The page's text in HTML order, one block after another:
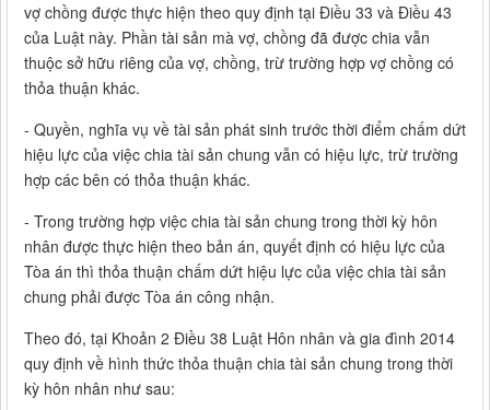
vợ chồng được thực hiện theo quy định tại Điều 33 và Điều 43
của Luật này. Phần tài sản mà vợ, chồng đã được chia vẫn
thuộc sở hữu riêng của vợ, chồng, trừ trường hợp vợ chồng có
thỏa thuận khác.
- Quyền, nghĩa vụ về tài sản phát sinh trước thời điểm chấm dứt
hiệu lực của việc chia tài sản chung vẫn có hiệu lực, trừ trường
hợp các bên có thỏa thuận khác.
- Trong trường hợp việc chia tài sản chung trong thời kỳ hôn
nhân được thực hiện theo bản án, quyết định có hiệu lực của
Tòa án thì thỏa thuận chấm dứt hiệu lực của việc chia tài sản
chung phải được Tòa án công nhận.
Theo đó, tại Khoản 2 Điều 38 Luật Hôn nhân và gia đình 2014
quy định về hình thức thỏa thuận chia tài sản chung trong thời
kỳ hôn nhân như sau: